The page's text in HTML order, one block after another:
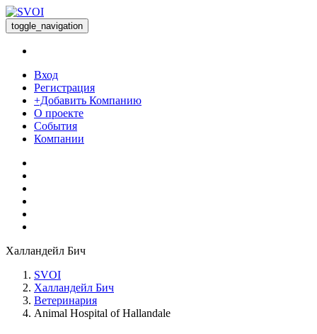
toggle_navigation
Вход
Регистрация
+Добавить Компанию
О проекте
События
Компании
Халландейл Бич
SVOI
Халландейл Бич
Ветеринария
Animal Hospital of Hallandale